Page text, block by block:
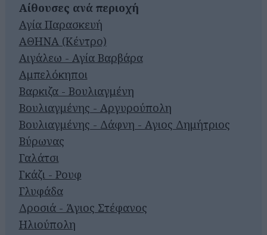
Αίθουσες ανά περιοχή
Αγία Παρασκευή
ΑΘΗΝΑ (Κέντρο)
Αιγάλεω - Αγία Βαρβάρα
Αμπελόκηποι
Βαρκιζα - Βουλιαγμένη
Βουλιαγμένης - Αργυρούπολη
Βουλιαγμένης - Δάφνη - Αγιος Δημήτριος
Βύρωνας
Γαλάτσι
Γκάζι - Ρουφ
Γλυφάδα
Δροσιά - Άγιος Στέφανος
Ηλιούπολη